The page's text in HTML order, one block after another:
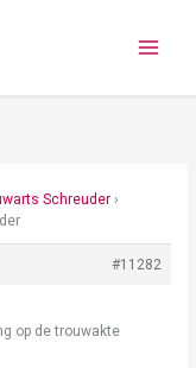
Schreuder ›
#11282
op de trouwakte